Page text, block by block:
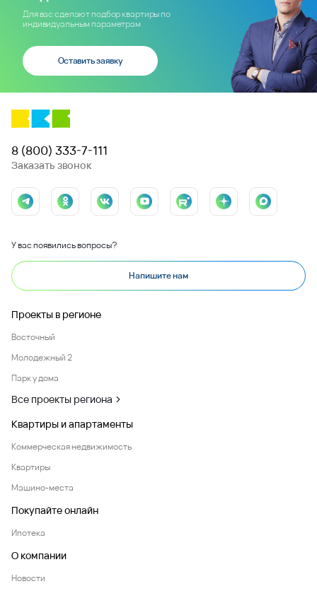
Для вас сделают подбор квартиры по
индивидуальным параметрам
Оставить заявку
8 (800) 333-7-111
Заказать звонок
У вас появились вопросы?
Напишите нам
Проекты в регионе
Восточный
Молодежный 2
Парк у дома
Все проекты региона
Квартиры и апартаменты
Коммерческая недвижимость
Квартиры
Машино-места
Покупайте онлайн
Ипотека
О компании
Новости